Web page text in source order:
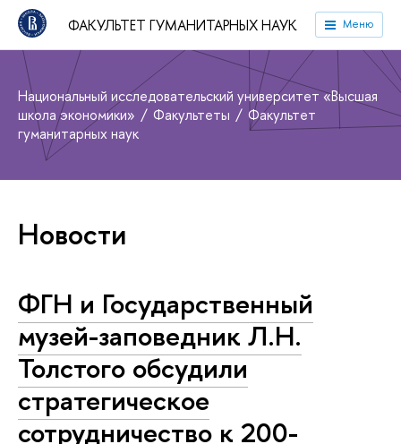
ФАКУЛЬТЕТ ГУМАНИТАРНЫХ НАУК Меню
Национальный исследовательский университет «Высшая
школа экономики»
Факультеты
Факультет
гуманитарных наук
Новости
ФГН и Государственный
музей-заповедник Л.Н.
Толстого обсудили
стратегическое
сотрудничество к 200-